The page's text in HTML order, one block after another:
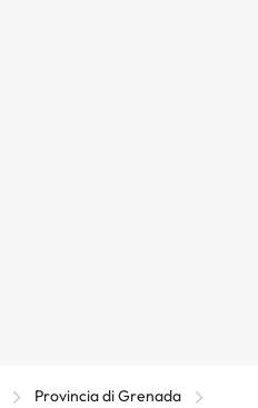
Provincia di Grenada